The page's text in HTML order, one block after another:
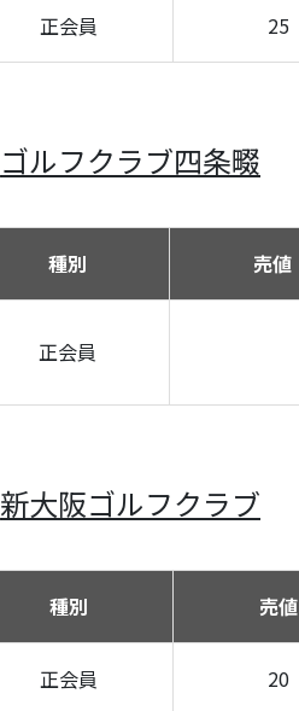
正会員 25
ゴルフクラブ四条畷
種別 売値
正会員
新大阪ゴルフクラブ
種別 売値
正会員 20